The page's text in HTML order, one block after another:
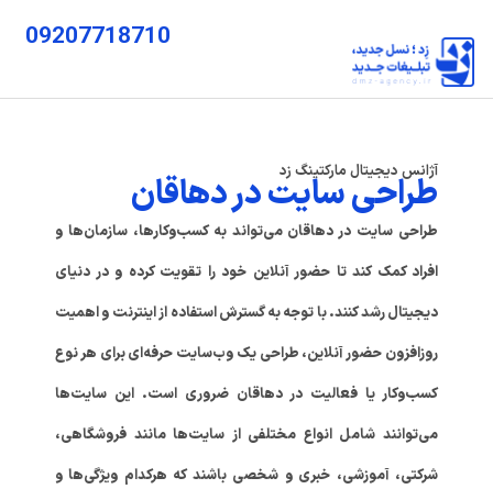
09207718710
آژانس دیجیتال مارکتینگ زد
طراحی سایت در دهاقان
طراحی سایت در دهاقان می‌تواند به کسب‌وکارها، سازمان‌ها و
افراد کمک کند تا حضور آنلاین خود را تقویت کرده و در دنیای
دیجیتال رشد کنند. با توجه به گسترش استفاده از اینترنت و اهمیت
روزافزون حضور آنلاین، طراحی یک وب‌سایت حرفه‌ای برای هر نوع
کسب‌وکار یا فعالیت در دهاقان ضروری است. این سایت‌ها
می‌توانند شامل انواع مختلفی از سایت‌ها مانند فروشگاهی،
شرکتی، آموزشی، خبری و شخصی باشند که هرکدام ویژگی‌ها و